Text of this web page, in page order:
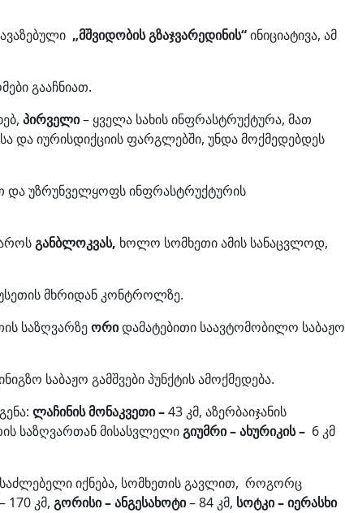
„მშვიდობის გზაჯვარედინის“ინიციატივა, ამ
გააჩნიათ.
პირველი– ყველა სახის ინფრასტრუქტურა, მათ
და იურისდიქციის ფარგლებში, უნდა მოქმედებდეს
და უზრუნველყოფს ინფრასტრუქტურის
განბლოკვას, ხოლო სომხეთი ამის სანაცვლოდ,
მხრიდან კონტროლზე.
საზღვარზეორიდამატებითი საავტომობილო საბაჟო
საბაჟო გამშვები პუნქტის ამოქმედება.
ლაჩინის მონაკვეთი –43 კმ, აზერბაიჯანის
საზღვართან მისასვლელიგიუმრი – ახურიკის – 6 კმ
იქნება, სომხეთის გავლით, როგორც
170 კმ, გორისი – ანგესახოტი– 84 კმ, სოტკი – იერასხი